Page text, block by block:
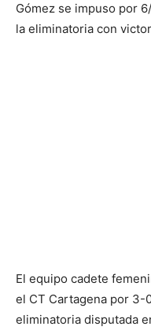
Gómez se impuso por
la eliminatoria con
El equipo cadete
el CT Cartagena por 3-
eliminatoria disputada